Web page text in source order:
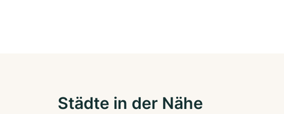
Städte in der Nähe